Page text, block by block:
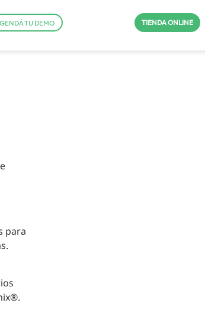
TU DEMO TIENDA ONLINE
para